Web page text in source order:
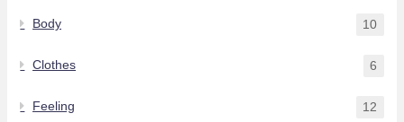
Body 10
Clothes 6
Feeling 12